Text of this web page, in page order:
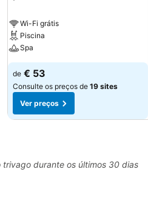
Wi-Fi grátis
Piscina
Spa
de € 53
Consulte os preços de 19 sites
Ver preços
trivago durante os últimos 30 dias